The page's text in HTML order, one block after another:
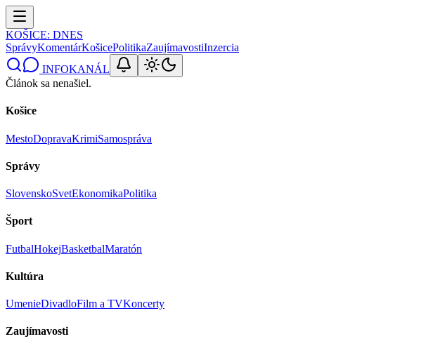
KOŠICE: DNES
SprávyKomentárKošicePolitikaZaujímavostiInzercia
INFOKANÁL
Článok sa nenašiel.
Košice
MestoDopravaKrimiSamospráva
Správy
SlovenskoSvetEkonomikaPolitika
Šport
FutbalHokejBasketbalMaratón
Kultúra
UmenieDivadloFilm a TVKoncerty
Zaujímavosti